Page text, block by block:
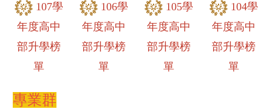
107學
年度高中
部升學榜
單
106學
年度高中
部升學榜
單
105學
年度高中
部升學榜
單
104學
年度高中
部升學榜
單
專業群